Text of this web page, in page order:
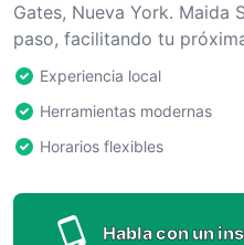
Gates, Nueva York. Maida
paso, facilitando tu
Experiencia local
Herramientas modernas
Horarios flexibles
Habla con un